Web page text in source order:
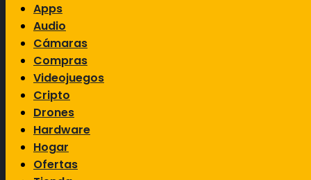
Apps
Audio
Cámaras
Compras
Videojuegos
Cripto
Drones
Hardware
Hogar
Ofertas